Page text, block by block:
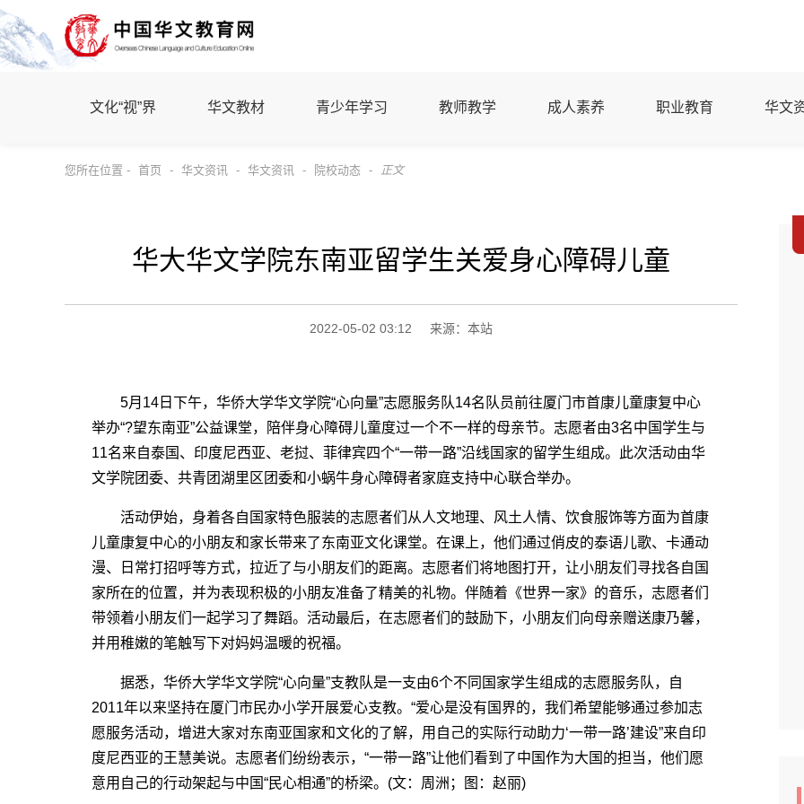
文化“视”界 华文教材 青少年学习 教师教学 成人素养 职业教育 华文
您所在位置 - 首页 - 华文资讯 - 华文资讯 - 院校动态 - 正文
华大华文学院东南亚留学生关爱身心障碍儿童
2022-05-02 03:12 来源：本站
5月14日下午，华侨大学华文学院“心向量”志愿服务队14名队员前往厦门市首康儿童康复中心
举办“?望东南亚”公益课堂，陪伴身心障碍儿童度过一个不一样的母亲节。志愿者由3名中国学生与
11名来自泰国、印度尼西亚、老挝、菲律宾四个“一带一路”沿线国家的留学生组成。此次活动由华
文学院团委、共青团湖里区团委和小蜗牛身心障碍者家庭支持中心联合举办。
活动伊始，身着各自国家特色服装的志愿者们从人文地理、风土人情、饮食服饰等方面为首康
儿童康复中心的小朋友和家长带来了东南亚文化课堂。在课上，他们通过俏皮的泰语儿歌、卡通动
漫、日常打招呼等方式，拉近了与小朋友们的距离。志愿者们将地图打开，让小朋友们寻找各自国
家所在的位置，并为表现积极的小朋友准备了精美的礼物。伴随着《世界一家》的音乐，志愿者们
带领着小朋友们一起学习了舞蹈。活动最后，在志愿者们的鼓励下，小朋友们向母亲赠送康乃馨，
并用稚嫩的笔触写下对妈妈温暖的祝福。
据悉，华侨大学华文学院“心向量”支教队是一支由6个不同国家学生组成的志愿服务队，自
2011年以来坚持在厦门市民办小学开展爱心支教。“爱心是没有国界的，我们希望能够通过参加志
愿服务活动，增进大家对东南亚国家和文化的了解，用自己的实际行动助力‘一带一路’建设”来自印
度尼西亚的王慧美说。志愿者们纷纷表示，“一带一路”让他们看到了中国作为大国的担当，他们愿
意用自己的行动架起与中国“民心相通”的桥梁。(文：周洲；图：赵丽)